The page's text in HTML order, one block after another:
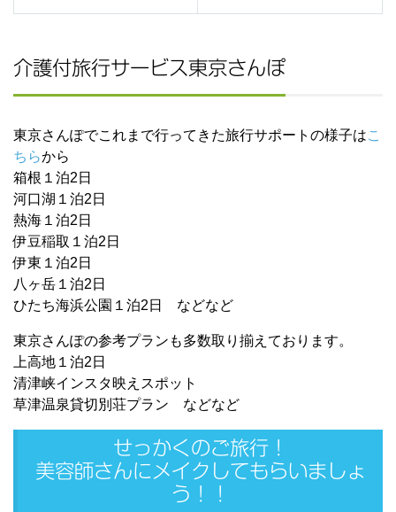
介護付旅行サービス東京さんぽ
東京さんぽでこれまで行ってきた旅行サポートの様子はこ
ちらから
箱根１泊2日
河口湖１泊2日
熱海１泊2日
伊豆稲取１泊2日
伊東１泊2日
八ヶ岳１泊2日
ひたち海浜公園１泊2日 などなど
東京さんぽの参考プランも多数取り揃えております。
上高地１泊2日
清津峡インスタ映えスポット
草津温泉貸切別荘プラン などなど
せっかくのご旅行！
美容師さんにメイクしてもらいましょ
う！！